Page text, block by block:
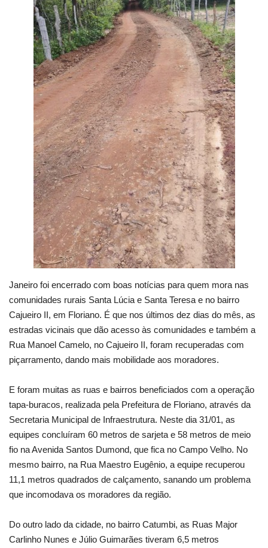
Janeiro foi encerrado com boas notícias para quem mora nas
comunidades rurais Santa Lúcia e Santa Teresa e no bairro
Cajueiro II, em Floriano. É que nos últimos dez dias do mês, as
estradas vicinais que dão acesso às comunidades e também a
Rua Manoel Camelo, no Cajueiro II, foram recuperadas com
piçarramento, dando mais mobilidade aos moradores.
E foram muitas as ruas e bairros beneficiados com a operação
tapa-buracos, realizada pela Prefeitura de Floriano, através da
Secretaria Municipal de Infraestrutura. Neste dia 31/01, as
equipes concluíram 60 metros de sarjeta e 58 metros de meio
fio na Avenida Santos Dumond, que fica no Campo Velho. No
mesmo bairro, na Rua Maestro Eugênio, a equipe recuperou
11,1 metros quadrados de calçamento, sanando um problema
que incomodava os moradores da região.
Do outro lado da cidade, no bairro Catumbi, as Ruas Major
Carlinho Nunes e Júlio Guimarães tiveram 6,5 metros